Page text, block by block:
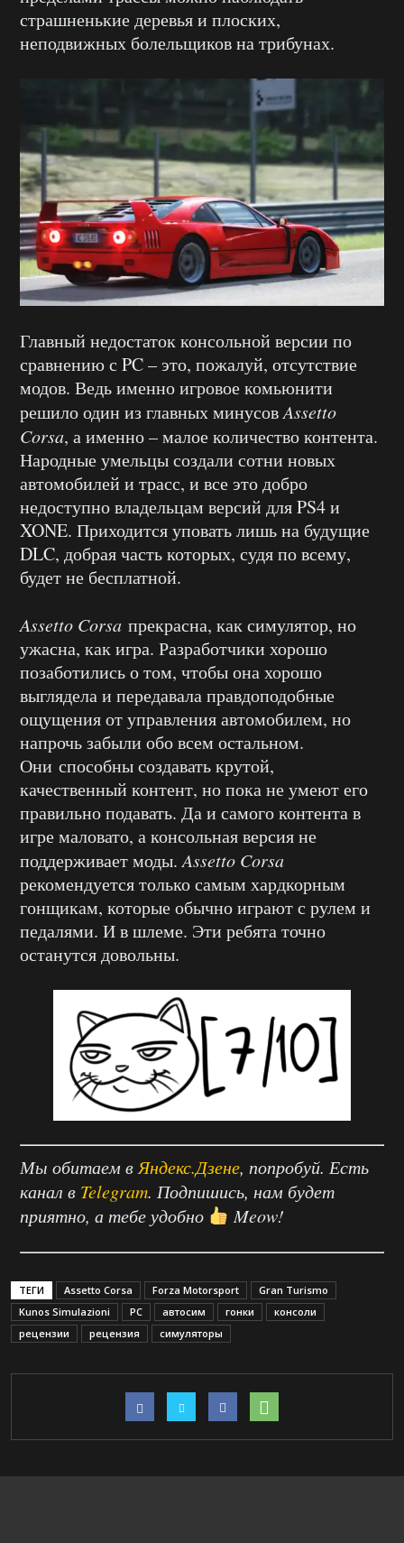
страшненькие деревья и плоских,
неподвижных болельщиков на трибунах.
Главный недостаток консольной версии по
сравнению с PC – это, пожалуй, отсутствие
модов. Ведь именно игровое комьюнити
решило один из главных минусовAssetto
Corsa, а именно – малое количество контента.
Народные умельцы создали сотни новых
автомобилей и трасс, и все это добро
недоступно владельцам версий для PS4 и
XONE. Приходится уповать лишь на будущие
DLC, добрая часть которых, судя по всему,
будет не бесплатной.
Assetto Corsa прекрасна, как симулятор, но
ужасна, как игра. Разработчики хорошо
позаботились о том, чтобы она хорошо
выглядела и передавала правдоподобные
ощущения от управления автомобилем, но
напрочь забыли обо всем остальном.
Они способны создавать крутой,
качественный контент, но пока не умеют его
правильно подавать. Да и самого контента в
игре маловато, а консольная версия не
поддерживает моды.Assetto Corsa
рекомендуется только самым хардкорным
гонщикам, которые обычно играют с рулем и
педалями. И в шлеме. Эти ребята точно
останутся довольны.
Мы обитаем вЯндекс.Дзене, попробуй. Есть
канал в Telegram. Подпишись, нам будет
приятно, а тебе удобно
Meow!
ТЕГИ Assetto Corsa Forza Motorsport
Gran Turismo
Kunos Simulazioni
PC автосим гонки
консоли
рецензии
рецензия симуляторы